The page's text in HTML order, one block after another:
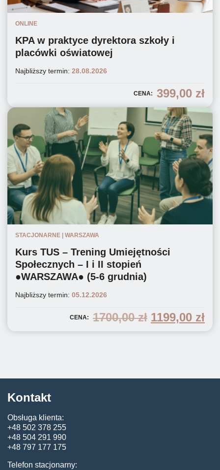
ONLINE
KPA w praktyce dyrektora szkoły i
placówki oświatowej
Najbliższy termin: 28.08.2026
CENA: 399,00 zł
STACJONARNE | WARSZAWA
Kurs TUS – Trening Umiejętności
Społecznych – I i II stopień
●WARSZAWA● (5-6 grudnia)
Najbliższy termin: 05.12.2026
CENA: 1700,00zł pierwotna
1199,00 zł
Kontakt
Obsługa klienta:
+48 502 378 255
+48 504 291 990
+48 797 177 175
Telefon stacjonarny: